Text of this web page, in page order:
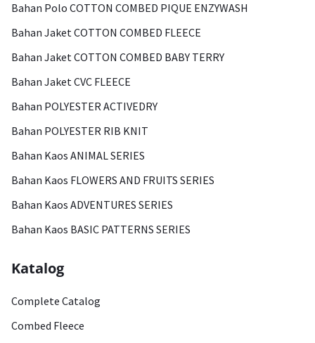
Bahan Polo COTTON COMBED PIQUE ENZYWASH
Bahan Jaket COTTON COMBED FLEECE
Bahan Jaket COTTON COMBED BABY TERRY
Bahan Jaket CVC FLEECE
Bahan POLYESTER ACTIVEDRY
Bahan POLYESTER RIB KNIT
Bahan Kaos ANIMAL SERIES
Bahan Kaos FLOWERS AND FRUITS SERIES
Bahan Kaos ADVENTURES SERIES
Bahan Kaos BASIC PATTERNS SERIES
Katalog
Complete Catalog
Combed Fleece